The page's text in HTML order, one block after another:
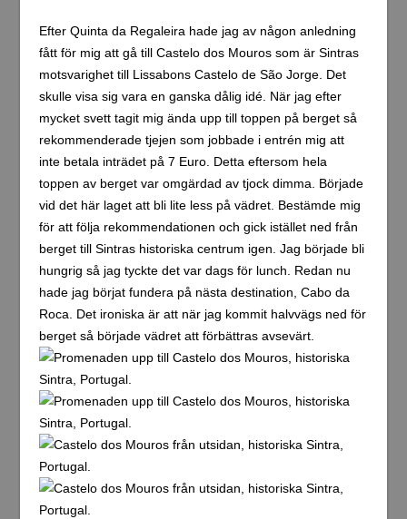
Efter Quinta da Regaleira hade jag av någon anledning
fått för mig att gå till Castelo dos Mouros som är Sintras
motsvarighet till Lissabons Castelo de São Jorge. Det
skulle visa sig vara en ganska dålig idé. När jag efter
mycket svett tagit mig ända upp till toppen på berget så
rekommenderade tjejen som jobbade i entrén mig att
inte betala inträdet på 7 Euro. Detta eftersom hela
toppen av berget var omgärdad av tjock dimma. Började
vid det här laget att bli lite less på vädret. Bestämde mig
för att följa rekommendationen och gick istället ned från
berget till Sintras historiska centrum igen. Jag började bli
hungrig så jag tyckte det var dags för lunch. Redan nu
hade jag börjat fundera på nästa destination, Cabo da
Roca. Det ironiska är att när jag kommit halvvägs ned för
berget så började vädret att förbättras avsevärt.